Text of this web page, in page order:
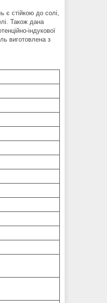
є стійкою до солі,
Також дана
індукової
виготовлена з